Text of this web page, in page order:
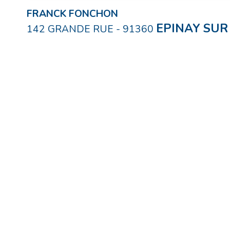
FRANCK FONCHON
142 GRANDE RUE - 91360 EPINAY